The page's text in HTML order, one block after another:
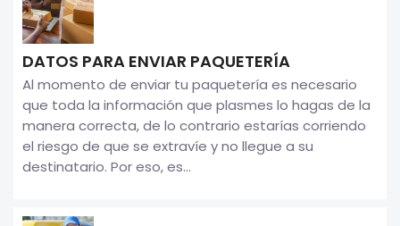
DATOS PARA ENVIAR PAQUETERÍA
Al momento de enviar tu paquetería es necesario
que toda la información que plasmes lo hagas de la
manera correcta, de lo contrario estarías corriendo
el riesgo de que se extravíe y no llegue a su
destinatario. Por eso, es...